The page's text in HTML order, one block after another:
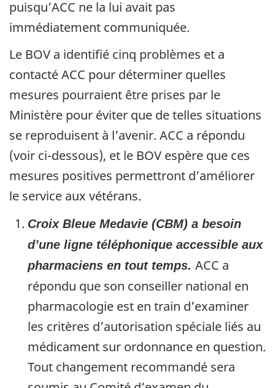
puisqu’ACC ne la lui avait pas
immédiatement communiquée.
Le BOV a identifié cinq problèmes et a
contacté ACC pour déterminer quelles
mesures pourraient être prises par le
Ministère pour éviter que de telles situations
se reproduisent à l’avenir. ACC a répondu
(voir ci-dessous), et le BOV espère que ces
mesures positives permettront d’améliorer
le service aux vétérans.
Croix Bleue Medavie (CBM) a besoin
d’une ligne téléphonique accessible aux
pharmaciens en tout temps. ACC a
répondu que son conseiller national en
pharmacologie est en train d’examiner
les critères d’autorisation spéciale liés au
médicament sur ordonnance en question.
Tout changement recommandé sera